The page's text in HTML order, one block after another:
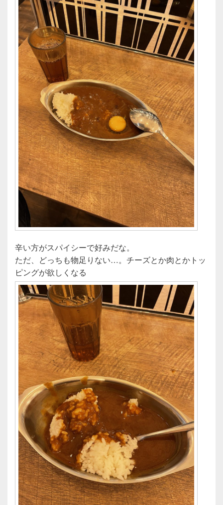
辛い方がスパイシーで好みだな。
ただ、どっちも物足りない…。チーズとか肉とかトッ
ピングが欲しくなる